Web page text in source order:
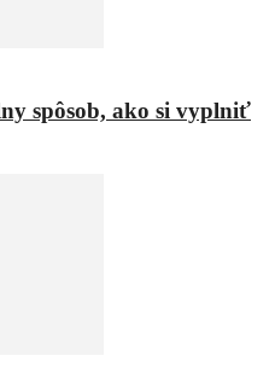
spôsob, ako si vyplniť